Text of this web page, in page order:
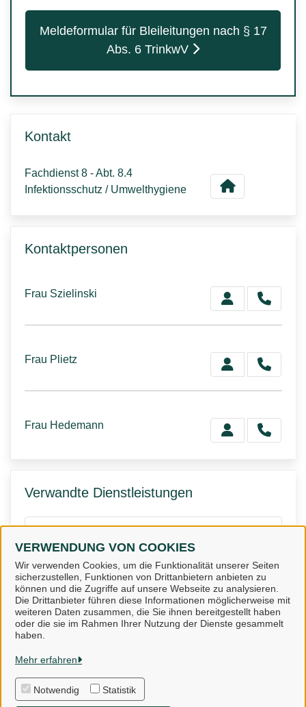
VERWENDUNG VON COOKIES
Wir verwenden Cookies, um die Funktionalität unserer Seiten
sicherzustellen, Funktionen von Drittanbietern anbieten zu
können und die Zugriffe auf unsere Webseite zu analysieren.
Die Drittanbieter führen diese Informationen möglicherweise mit
weiteren Daten zusammen, die Sie ihnen bereitgestellt haben
oder die sie im Rahmen Ihrer Nutzung der Dienste gesammelt
haben.
Mehr erfahren
Notwendig Statistik
Meldeformular für Bleileitungen nach § 17
Abs. 6 TrinkwV
Kontakt
Fachdienst 8 - Abt. 8.4
Infektionsschutz / Umwelthygiene
Kontaktpersonen
Frau Szielinski
Frau Plietz
Frau Hedemann
Verwandte Dienstleistungen
Trinkwasserverordnung
Landkreis Osnabrück
Alle Rechte vorbehalten